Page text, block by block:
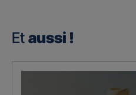
Et aussi !